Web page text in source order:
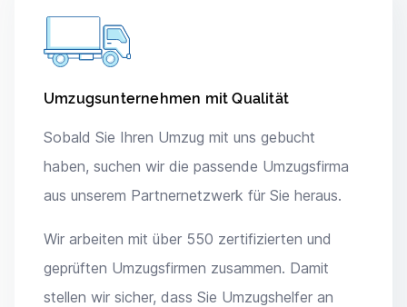
Umzugsunternehmen mit Qualität
Sobald Sie Ihren Umzug mit uns gebucht
haben, suchen wir die passende Umzugsfirma
aus unserem Partnernetzwerk für Sie heraus.
Wir arbeiten mit über 550 zertifizierten und
geprüften Umzugsfirmen zusammen. Damit
stellen wir sicher, dass Sie Umzugshelfer an